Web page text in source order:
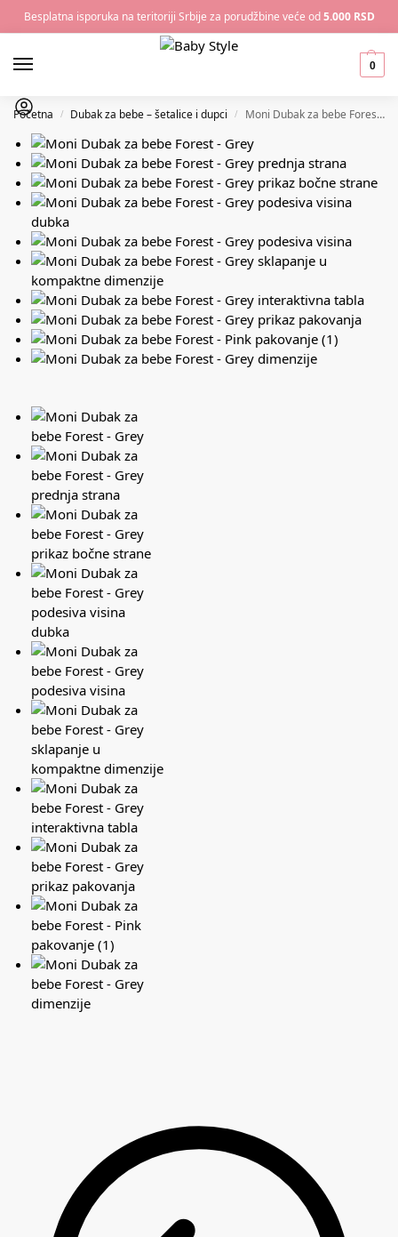
Besplatna isporuka na teritoriji Srbije za porudžbine veće od5.000 RSD
0
Početna / Dubak za bebe – šetalice i dupci / Moni Dubak za bebe Forest – Grey